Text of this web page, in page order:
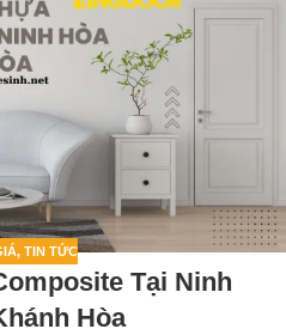
, TIN TỨC
Tại Ninh
Hòa